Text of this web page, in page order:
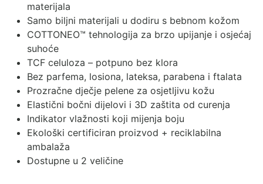
materijala
Samo biljni materijali u dodiru s bebnom kožom
COTTONEO™ tehnologija za brzo upijanje i osjećaj
suhoće
TCF celuloza – potpuno bez klora
Bez parfema, losiona, lateksa, parabena i ftalata
Prozračne dječje pelene za osjetljivu kožu
Elastični bočni dijelovi i 3D zaštita od curenja
Indikator vlažnosti koji mijenja boju
Ekološki certificiran proizvod + reciklabilna
ambalaža
Dostupne u 2 veličine